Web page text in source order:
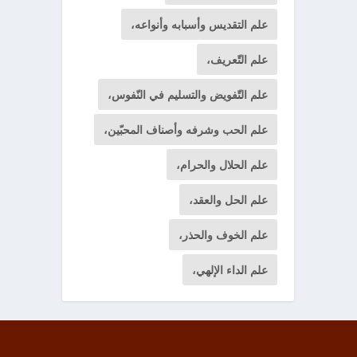
علم التقديس وأسبابه وأنواعه،
علم التّعريف،
علم التّفويض والتسليم في النّفوس،
علم الحب وشرفه وأصناف المحبّين،
علم الحلال والحرام،
علم الحل والعقد،
علم الخوف والحذر،
علم الداء الإلهي،